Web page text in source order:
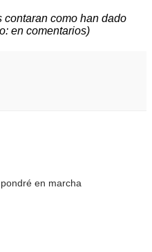
contaran como han dado
en comentarios)
en marcha